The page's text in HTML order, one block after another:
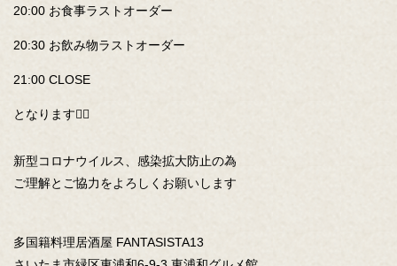
20:00 お食事ラストオーダー
20:30 お飲み物ラストオーダー
21:00 CLOSE
となります🙇‍♀️
新型コロナウイルス、感染拡大防止の為
ご理解とご協力をよろしくお願いします
多国籍料理居酒屋 FANTASISTA13